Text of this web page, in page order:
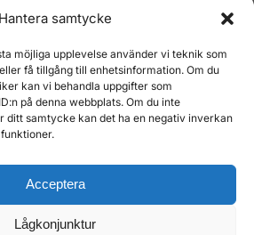
Hantera samtycke
möjliga upplevelse använder vi teknik som
få tillgång till enhetsinformation. Om du
kan vi behandla uppgifter som
på denna webbplats. Om du inte
ditt samtycke kan det ha en negativ inverkan
Acceptera
Lågkonjunktur
historien til Bismarck og ta del i
Sett sammen ditt eget stykke
byggesett nå
Artikelnr: 420527
Kategori: Båtar